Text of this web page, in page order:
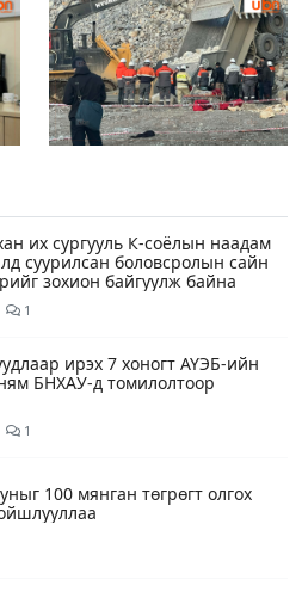
их сургууль К-соёлын наадам
суурилсан боловсролын сайн
зохион байгуулж байна
1
ирэх 7 хоногт АҮЭБ-ийн
БНХАУ-д томилолтоор
1
100 мянган төгрөгт олгох